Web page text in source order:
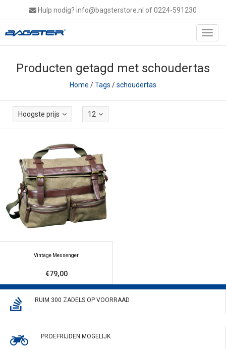
Hulp nodig? info@bagsterstore.nl of 0224-591230
Producten getagd met schoudertas
Home /Tags /schoudertas
Hoogste prijs 12
Vintage Messenger
€79,00
RUIM 300 ZADELS OP VOORRAAD
PROEFRIJDEN MOGELIJK